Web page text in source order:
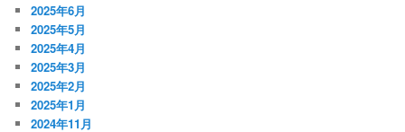
2025年6月
2025年5月
2025年4月
2025年3月
2025年2月
2025年1月
2024年11月